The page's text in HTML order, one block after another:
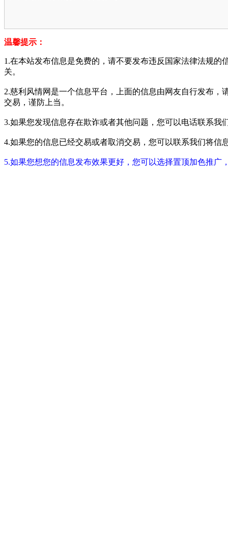
温馨提示：
1.在本站发布信息是免费的，请不要发布违反国家法律法规
关。
2.慈利风情网是一个信息平台，上面的信息由网友自行发布
交易，谨防上当。
3.如果您发现信息存在欺诈或者其他问题，您可以电话联系我
4.如果您的信息已经交易或者取消交易，您可以联系我们将信
5.如果您想您的信息发布效果更好，您可以选择置顶加色推广